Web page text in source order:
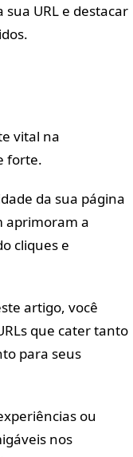
URL e destacar
vital na
forte.
da sua página
aprimoram a
cliques e
artigo, você
que cater tanto
para seus
ou
nos